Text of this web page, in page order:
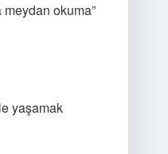
okuma”
yaşamak